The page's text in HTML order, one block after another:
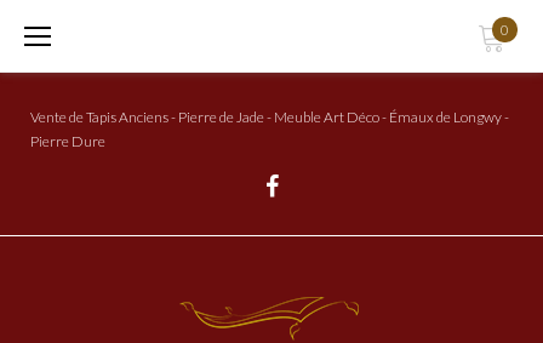
0
Vente de Tapis Anciens - Pierre de Jade - Meuble Art Déco - Émaux de Longwy -
Pierre Dure